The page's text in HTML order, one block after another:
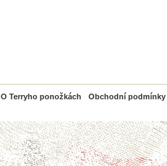
O Terryho ponožkách Obchodní podmínky
PayPal